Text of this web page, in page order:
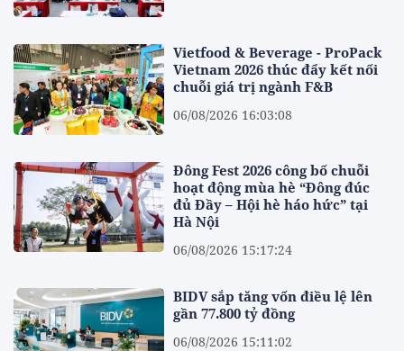
Vietfood & Beverage - ProPack
Vietnam 2026 thúc đẩy kết nối
chuỗi giá trị ngành F&B
06/08/2026 16:03:08
Đông Fest 2026 công bố chuỗi
hoạt động mùa hè “Đông đúc
đủ Đầy – Hội hè háo hức” tại
Hà Nội
06/08/2026 15:17:24
BIDV sắp tăng vốn điều lệ lên
gần 77.800 tỷ đồng
06/08/2026 15:11:02